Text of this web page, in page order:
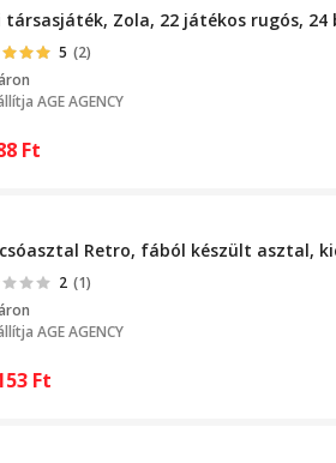
társasjáték, Zola, 22 játékos rugós, 24
5 (2)
AGE AGENCY
Ft
Retro, fából készült asztal,
2 (1)
AGE AGENCY
Ft